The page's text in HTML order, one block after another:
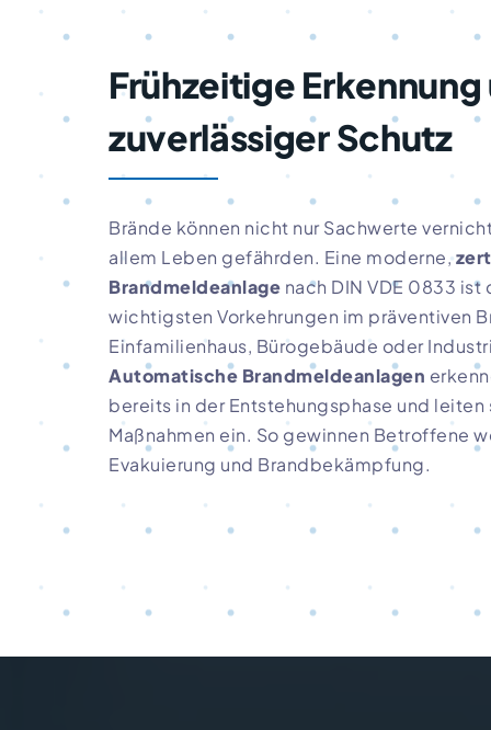
Frühzeitige Erkennung
zuverlässiger Schutz
Brände können nicht nur Sachwerte
allem Leben gefährden. Eine moderne,
Brandmeldeanlage nach DIN VDE 0833 ist
wichtigsten Vorkehrungen im präventiven
Einfamilienhaus, Bürogebäude oder
Automatische Brandmeldeanlagen
bereits in der Entstehungsphase und leiten
Maßnahmen ein. So gewinnen Betroffene
Evakuierung und Brandbekämpfung.